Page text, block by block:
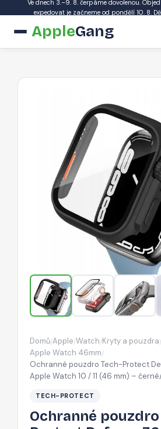
Ve dnech 3.–9. 8. čerpáme dovolenou.
expedovat je začneme od pondělí 10. 8.
AppleGang
pouzdro
Tech-
pro
Apple
Watch
10
/
(46
mm)
–
Domů/Apple/Watch/Kryty a pouzdra/
Apple Watch 46mm/
Ochranné pouzdro Tech-Protect
Apple Watch 10 / 11 (46 mm) –
TECH-PROTECT
Ochranné pouzdro